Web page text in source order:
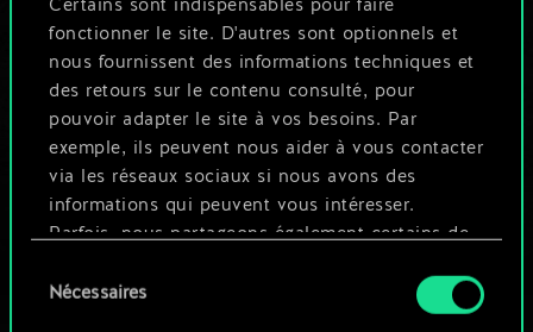
Certains sont indispensables pour faire
fonctionner le site. D'autres sont optionnels et
nous fournissent des informations techniques et
des retours sur le contenu consulté, pour
pouvoir adapter le site à vos besoins. Par
exemple, ils peuvent nous aider à vous contacter
via les réseaux sociaux si nous avons des
informations qui peuvent vous intéresser.
Parfois, nous partageons également certains de
ces cookies optionnels ne seront appliqués
duNécessaires
4 4 Endriague guerrière x2
Œufs d'endriague
4 4 Spectre de minuit